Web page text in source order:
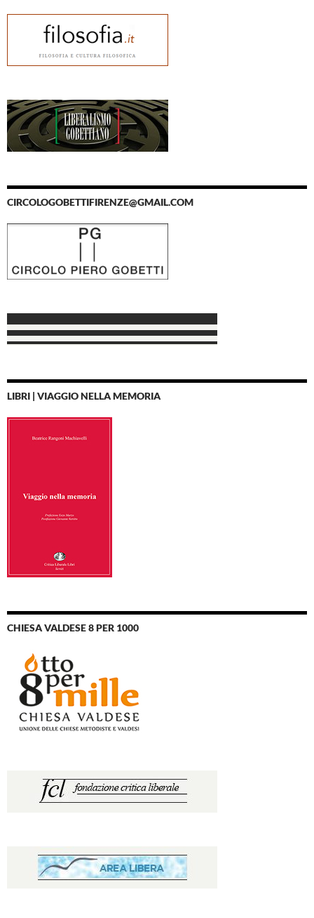
CIRCOLOGOBETTIFIRENZE@GMAIL.COM
LIBRI | VIAGGIO NELLA MEMORIA
CHIESA VALDESE 8 PER 1000